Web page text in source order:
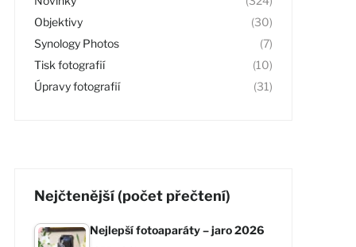
Objektivy
(30)
Synology Photos
(7)
Tisk fotografií
(10)
Úpravy fotografií
(31)
Nejčtenější (počet přečtení)
Nejlepší fotoaparáty – jaro 2026